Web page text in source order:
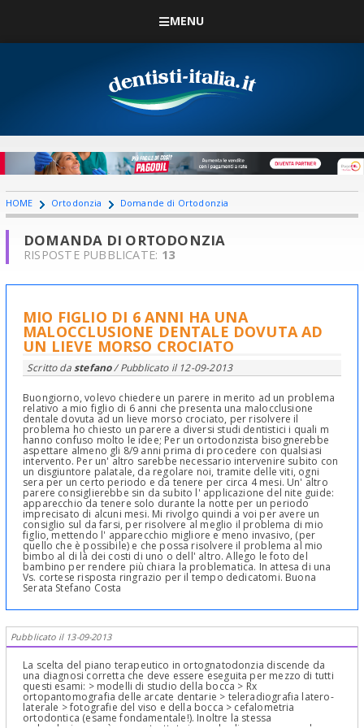
MENU
HOME Ortodonzia Domande di Ortodonzia
DOMANDA DI ORTODONZIA
RISPOSTE PUBBLICATE: 13
MIO FIGLIO DI 6 ANNI HA UNA
MALOCCLUSIONE DENTALE DOVUTA AD
UN LIEVE MORSO CROCIATO
Scritto dastefano/ Pubblicato il 12-09-2013
Buongiorno, volevo chiedere un parere in merito ad un problema
relativo a mio figlio di 6 anni che presenta una malocclusione
dentale dovuta ad un lieve morso crociato, per risolvere il
problema ho chiesto un parere a diversi studi dentistici i quali m
hanno confuso molto le idee; Per un ortodonzista bisognerebbe
aspettare almeno gli 8/9 anni prima di procedere con qualsiasi
intervento. Per un' altro sarebbe necessario intervenire subito con
un disgiuntore palatale, da regolare noi, tramite delle viti, ogni
sera per un certo periodo e da tenere per circa 4 mesi. Un' altro
parere consiglierebbe sin da subito l' applicazione del nite guide:
apparecchio da tenere solo durante la notte per un periodo
imprecisato di alcuni mesi. Mi rivolgo quindi a voi per avere un
consiglio sul da farsi, per risolvere al meglio il problema di mio
figlio, mettendo l' apparecchio migliore e meno invasivo, (per
quello che è possibile) e che possa risolvere il problema al mio
bimbo al di là dei costi di uno o dell' altro. Allego le foto del
bambino per rendere più chiara la problematica. In attesa di una
Vs. cortese risposta ringrazio per il tempo dedicatomi. Buona
Serata Stefano Costa
Pubblicato il 13-09-2013
La scelta del piano terapeutico in ortognatodonzia discende da
una diagnosi corretta che deve essere eseguita per mezzo di tutti
questi esami: > modelli di studio della bocca > Rx
ortopantomografia delle arcate dentarie > teleradiografia latero-
laterale > fotografie del viso e della bocca > cefalometria
ortodontica (esame fondamentale!). Inoltre la stessa